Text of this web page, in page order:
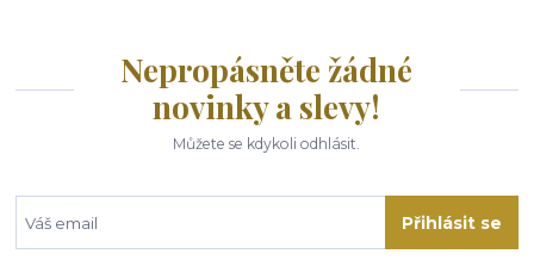
Nepropásněte žádné
novinky a slevy!
Můžete se kdykoli odhlásit.
Přihlásit se